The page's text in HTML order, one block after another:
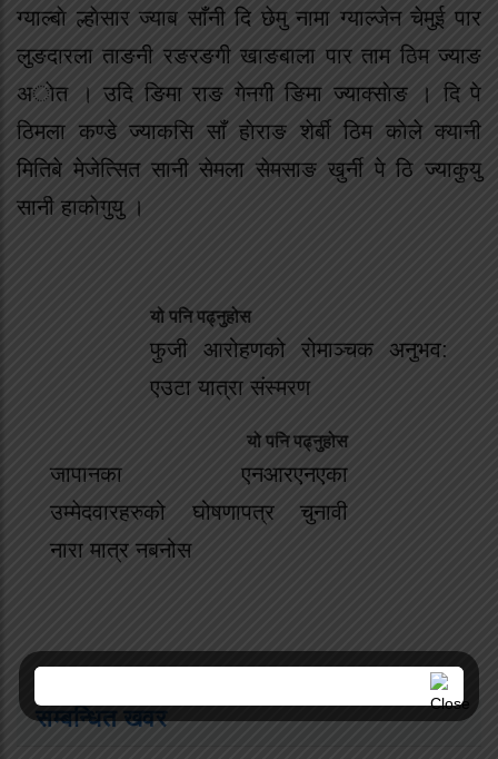
ग्याल्बाे ल्हाेसार ज्याब साँनी दि छेमु नामा ग्याल्जेन चेमुई पार
लुङदारला ताङनी रङरङगी खाङबाला पार ताम ठिम ज्याङ
अाेत । उदि ङिमा राङ गेनगी ङिमा ज्याक्साेङ । दि पे
ठिमला कण्डे ज्याकसि साँ हाेराङ शेर्बी ठिम काेले क्यानी
मितिबे मेजेत्सित सानी सेमला सेमसाङ खुर्नी पे ठि ज्याकुयु
सानी हाकाेगुयु ।
यो पनि पढ्नुहोस
फुजी आरोहणको रोमाञ्चक अनुभव:
एउटा यात्रा संस्मरण
यो पनि पढ्नुहोस
जापानका एनआरएनएका
उम्मेदवारहरुको घोषणापत्र चुनावी
नारा मात्र नबनोस
सम्बन्धित खवर